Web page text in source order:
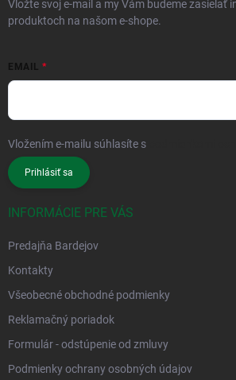
Vložte svoj e-mail a my Vám budeme zasielať
produktoch na našom e-shope.
EMAIL
Vložením e-mailu súhlasíte s
Prihlásiť sa
INFORMÁCIE PRE VÁS
Predajňa Bardejov
Kontakty
Všeobecné obchodné podmienky
Reklamačný poriadok
Formulár - odstúpenie od zmluvy
Podmienky ochrany osobných údajov